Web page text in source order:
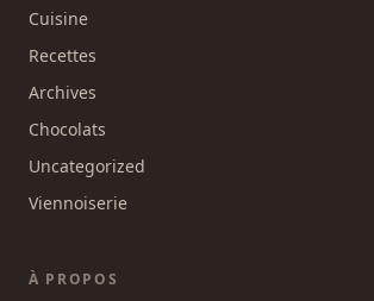
Cuisine
Recettes
Archives
Chocolats
Uncategorized
Viennoiserie
À PROPOS